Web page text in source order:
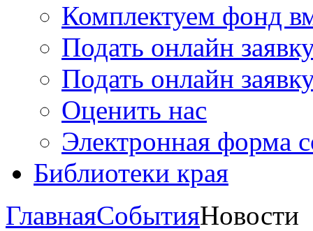
Комплектуем фонд
Подать онлайн
Подать онлайн
Оценить нас
Электронная форма
Библиотеки края
ГлавнаяСобытияНовости